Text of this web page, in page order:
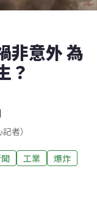
非意外 為
？
者）
工業
爆炸